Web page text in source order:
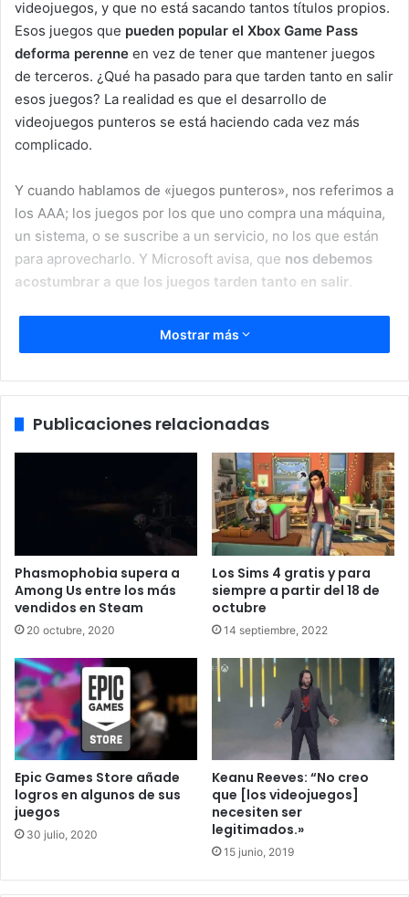
videojuegos, y que no está sacando tantos títulos propios.
Esos juegos que pueden popular el Xbox Game Pass
deforma perenne en vez de tener que mantener juegos
de terceros. ¿Qué ha pasado para que tarden tanto en salir
esos juegos? La realidad es que el desarrollo de
videojuegos punteros se está haciendo cada vez más
complicado.
Y cuando hablamos de «juegos punteros», nos referimos a
los AAA; los juegos por los que uno compra una máquina,
un sistema, o se suscribe a un servicio, no los que están
para aprovecharlo. Y Microsoft avisa, que nos debemos
acostumbrar a que los juegos tarden tanto en salir
Los videojuegos punteros de
más años de desarrollo
deben esperar largos ciclos de desarrollo para los juegos
. Dice que atrán han quedado los tiempos en que
los desarrolladores producían superproducciones de
calidad en pocos años, y que « Los jugadores están ‘un
poco atrasados’ a la hora de aceptar los ciclos de
desarrollo de los juegos AAA
En declaraciones al portal Axios, Booty afirma que tanto la
industria de los videojuegos como los jugadores deben
entender queya no es factible lanzar grandes juegos en
Mostrar más
Publicaciones relacionadas
Phasmophobia supera a
Among Us entre los más
vendidos en Steam
20 octubre, 2020
Los Sims 4 gratis y para
siempre a partir del 18 de
octubre
14 septiembre, 2022
Epic Games Store añade
logros en algunos de sus
juegos
30 julio, 2020
Keanu Reeves: “No creo
que [los videojuegos]
necesiten ser
legitimados.»
15 junio, 2019